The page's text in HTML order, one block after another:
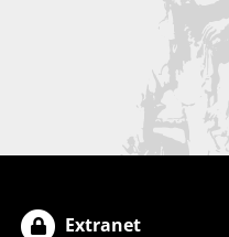
Extranet